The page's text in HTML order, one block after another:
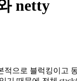
netty
적으로 블럭킹이고